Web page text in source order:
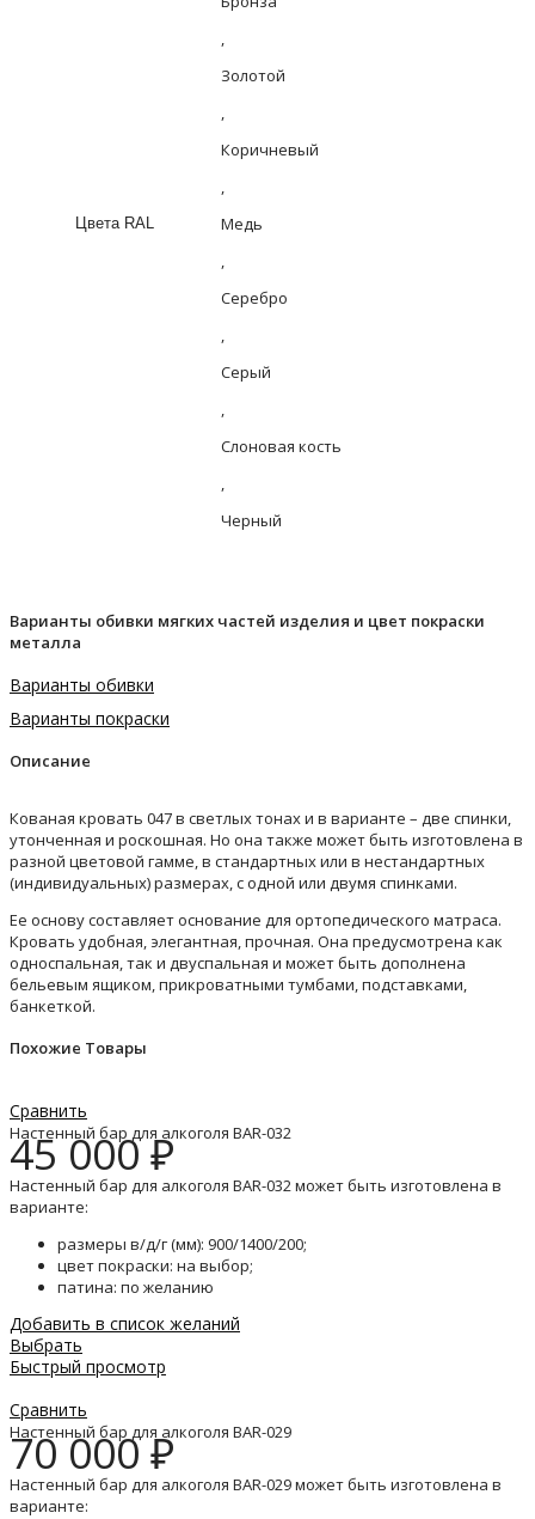
Цвета RAL
,
Золотой
,
Коричневый
,
Медь
,
Серебро
,
Серый
,
Слоновая кость
,
Черный
Варианты обивки мягких частей изделия и цвет покраски
металла
Варианты обивки
Варианты покраски
Описание
Кованая кровать 047 в светлых тонах и в варианте – две спинки,
утонченная и роскошная. Но она также может быть изготовлена в
разной цветовой гамме, в стандартных или в нестандартных
(индивидуальных) размерах, с одной или двумя спинками.
Ее основу составляет основание для ортопедического матраса.
Кровать удобная, элегантная, прочная. Она предусмотрена как
односпальная, так и двуспальная и может быть дополнена
бельевым ящиком, прикроватными тумбами, подставками,
банкеткой.
Похожие Товары
Сравнить
Настенный бар для алкоголя BAR-032
45 000₽
Настенный бар для алкоголя BAR-032 может быть изготовлена в
варианте:
размеры в/д/г (мм): 900/1400/200;
цвет покраски: на выбор;
патина: по желанию
Добавить в список желаний
Выбрать
Быстрый просмотр
Сравнить
Настенный бар для алкоголя BAR-029
70 000₽
Настенный бар для алкоголя BAR-029 может быть изготовлена в
варианте: